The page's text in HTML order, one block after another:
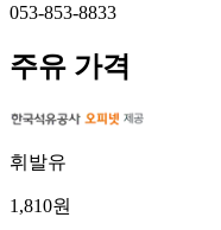
053-853-8833
주유 가격
휘발유
1,810원